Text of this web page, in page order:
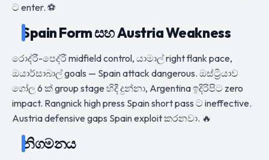
ට enter. ⚽
Spain Form සහ Austria Weakness
රොද්රී-පෙද්රී midfield control, යාමාල් right flank pace,
ඔයාර්සාබාල් goals — Spain attack dangerous. ඔස්ට්‍රියාව
ගෝල 6 ක් group stage හිදී දුන්නා, Argentina ඉදිරිපිට zero
impact. Rangnick high press Spain short pass ට ineffective.
Austria defensive gaps Spain exploit කරනවා. 🔥
නිගමනය